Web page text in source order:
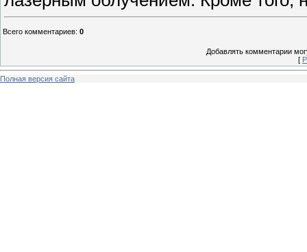
Всего комментариев: 0
Добавлять комментарии
[
Полная версия сайта